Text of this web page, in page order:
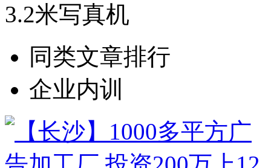
3.2米写真机
同类文章排行
企业内训